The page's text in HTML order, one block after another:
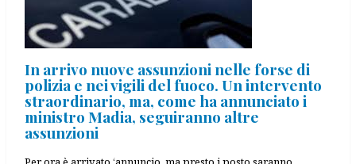
In arrivo nuove assunzioni nelle forse di
polizia e nei vigili del fuoco. Un intervento
straordinario, ma, come ha annunciato i
ministro Madia, seguiranno altre
assunzioni